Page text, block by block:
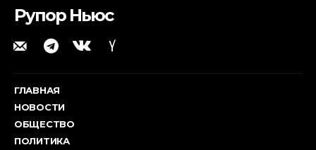
Рупор Ньюс
ГЛАВНАЯ
НОВОСТИ
ОБЩЕСТВО
ПОЛИТИКА